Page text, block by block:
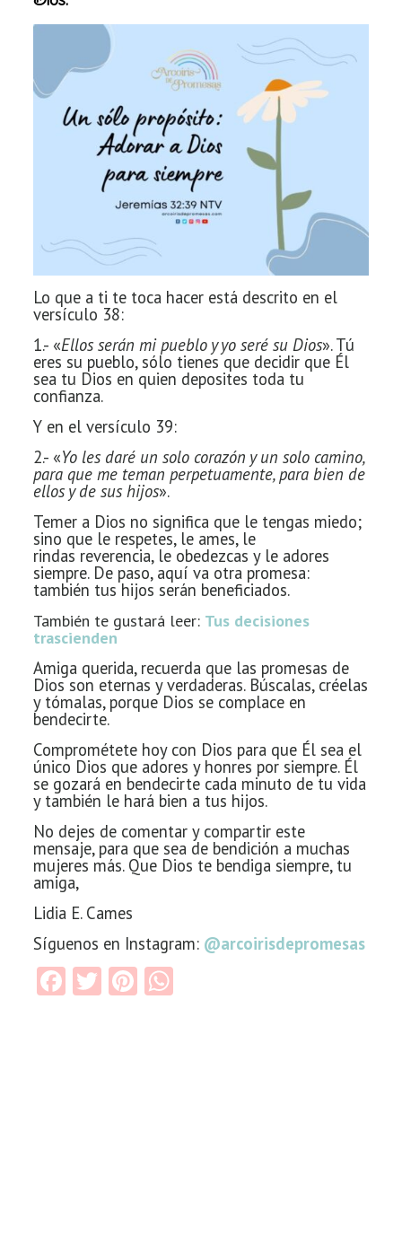
Lo que a ti te toca hacer está descrito en el
versículo 38:
1.- «Ellos serán mi pueblo y yo seré su Dios». Tú
eres su pueblo, sólo tienes que decidir que Él
sea tu Dios en quien deposites toda tu
confianza.
Y en el versículo 39:
2.- «Yo les daré un solo corazón y un solo camino,
para que me teman perpetuamente, para bien de
ellos y de sus hijos».
Temer a Dios no significa que le tengas miedo;
sino que le respetes, le ames, le
rindas reverencia, le obedezcas y le adores
siempre. De paso, aquí va otra promesa:
también tus hijos serán beneficiados.
También te gustará leer: Tus decisiones
trascienden
Amiga querida, recuerda que las promesas de
Dios son eternas y verdaderas. Búscalas, créelas
y tómalas, porque Dios se complace en
bendecirte.
Comprométete hoy con Dios para que Él sea el
único Dios que adores y honres por siempre. Él
se gozará en bendecirte cada minuto de tu vida
y también le hará bien a tus hijos.
No dejes de comentar y compartir este
mensaje, para que sea de bendición a muchas
mujeres más. Que Dios te bendiga siempre, tu
amiga,
Lidia E. Cames
Síguenos en Instagram: @arcoirisdepromesas
Facebook
TwitterPinterest
WhatsApp